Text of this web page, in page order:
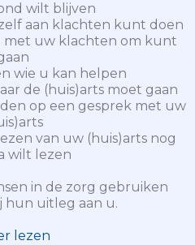
wilt blijven
aan klachten kunt doen
met uw klachten om kunt
wie u kan helpen
de (huis)arts moet gaan
op een gesprek met uw
van uw (huis)arts nog
wilt lezen
in de zorg gebruiken
hun uitleg aan u.
lezen